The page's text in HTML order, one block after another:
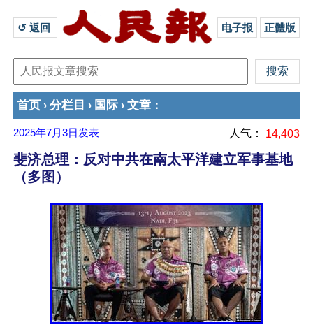
↺ 返回 电子报 正體版
首页 › 分栏目 › 国际 › 文章 ：
2025年7月3日 发表 人气： 14,403
斐济总理：反对中共在南太平洋建立军事基地
（多图）